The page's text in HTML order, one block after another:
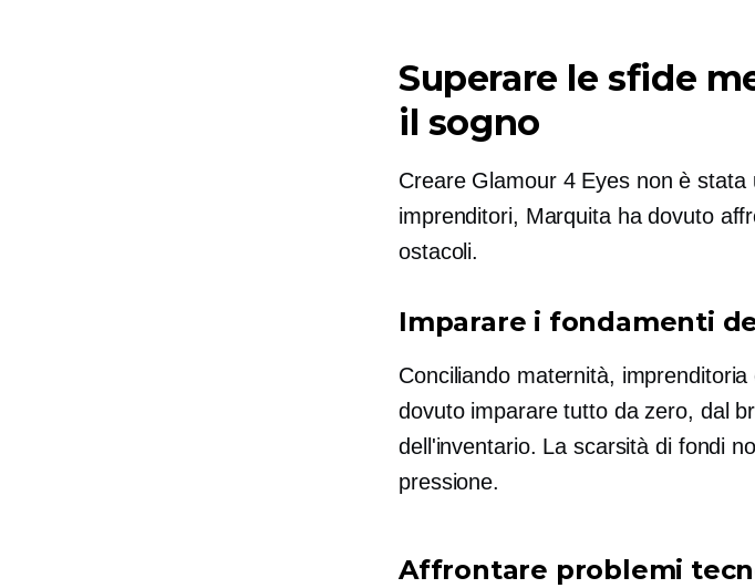
Superare le sfide
il sogno
Creare Glamour 4 Eyes non è
imprenditori, Marquita ha dovuto
ostacoli.
Imparare i fondamenti
Conciliando maternità,
dovuto imparare tutto da zero, dal
dell'inventario. La scarsità di fondi
pressione.
Affrontare problemi